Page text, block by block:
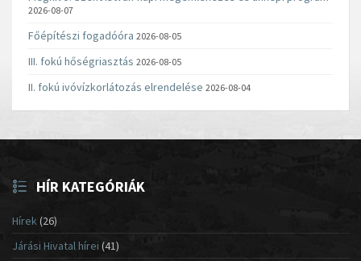
2026-08-07
Főépítészi fogadóóra 2026-08-05
III. fokú hőségriasztás 2026-08-05
II. fokú ivóvízkorlátozás elrendelése 2026-08-04
HÍR KATEGÓRIÁK
Hírek(26)
Járási Hivatal hírei (41)